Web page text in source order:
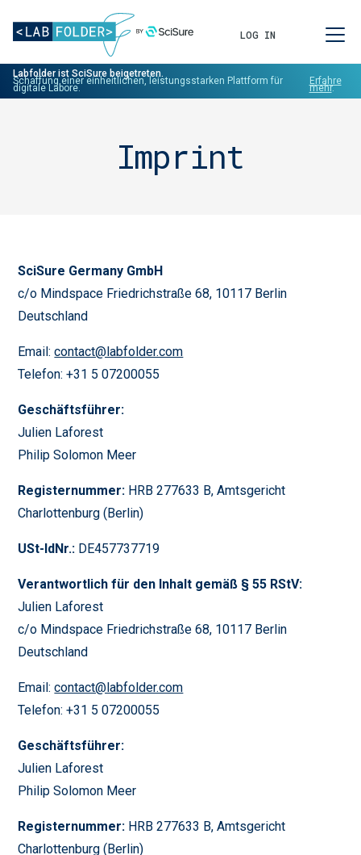
LOG IN
Labfolder ist SciSure beigetreten.
Schaffung einer einheitlichen, leistungsstarken Plattform für
digitale Labore.
Erfahre
mehr.
Imprint
SciSure Germany GmbH
c/o Mindspace Friedrichstraße 68, 10117 Berlin
Deutschland
Email:contact@labfolder.com
Telefon: +31 5 07200055
Geschäftsführer:
Julien Laforest
Philip Solomon Meer
Registernummer: HRB 277633 B, Amtsgericht
Charlottenburg (Berlin)
USt-IdNr.: DE457737719
Verantwortlich für den Inhalt gemäß § 55 RStV:
Julien Laforest
c/o Mindspace Friedrichstraße 68, 10117 Berlin
Deutschland
Email:contact@labfolder.com
Telefon: +31 5 07200055
Geschäftsführer:
Julien Laforest
Philip Solomon Meer
Registernummer: HRB 277633 B, Amtsgericht
Charlottenburg (Berlin)